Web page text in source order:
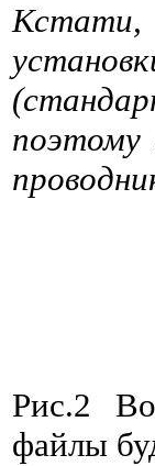
Рис.2
файлы